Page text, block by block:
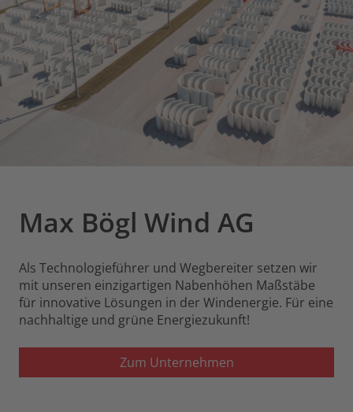
Max Bögl Wind AG
Als Technologieführer und Wegbereiter setzen wir
mit unseren einzigartigen Nabenhöhen Maßstäbe
für innovative Lösungen in der Windenergie. Für eine
nachhaltige und grüne Energiezukunft!
Zum Unternehmen